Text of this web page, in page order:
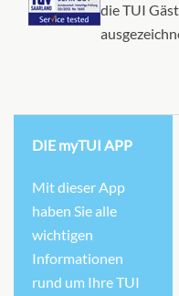
die TUI
DIE myTUI APP
Mit dieser App
haben Sie alle
wichtigen
Informationen
rund um Ihre TUI